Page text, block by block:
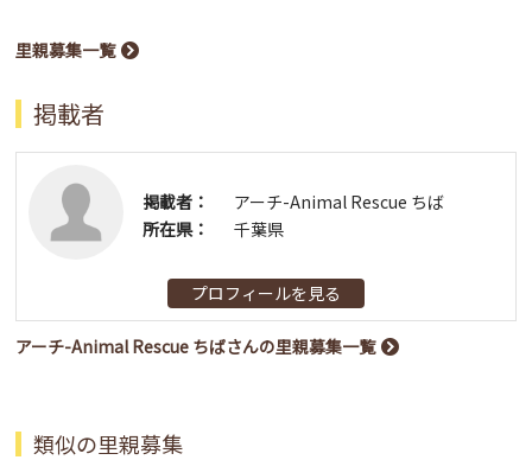
里親募集一覧
掲載者
掲載者：
アーチ-Animal Rescue ちば
所在県：
千葉県
プロフィールを見る
アーチ-Animal Rescue ちばさんの里親募集一覧
類似の里親募集